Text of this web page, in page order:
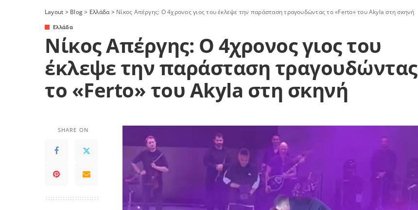
Layout > Blog> Ελλάδα> Νίκος Απέργης: Ο 4χρονος γιος του έκλεψε την παράσταση τραγουδώντας το «Ferto» του Akyla στη σκηνή
Ελλάδα
Νίκος Απέργης: Ο 4χρονος γιος του
έκλεψε την παράσταση τραγουδώντας
το «Ferto» του Akyla στη σκηνή
SHARE ON